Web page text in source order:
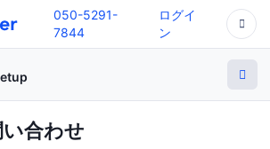
050-5291-
7844
ログイ
ン
合わせ